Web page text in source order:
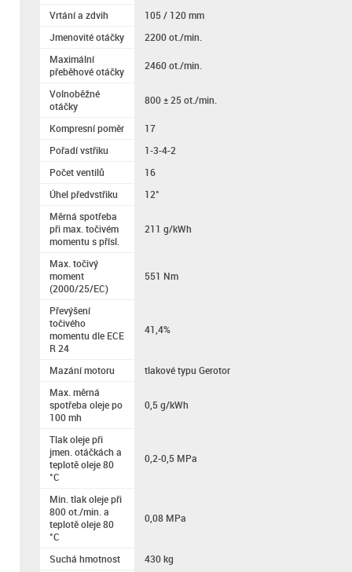
Vrtání a zdvih
105 / 120 mm
Jmenovité otáčky
2200 ot./min.
Maximální
přeběhové otáčky
2460 ot./min.
Volnoběžné
otáčky
800 ± 25 ot./min.
Kompresní poměr
17
Pořadí vstřiku
1-3-4-2
Počet ventilů
16
Úhel předvstřiku
12°
Měrná spotřeba
při max. točivém
momentu s přísl.
211 g/kWh
Max. točivý
moment
(2000/25/EC)
551 Nm
Převýšení
točivého
momentu dle ECE
R 24
41,4%
Mazání motoru
tlakové typu Gerotor
Max. měrná
spotřeba oleje po
100 mh
0,5 g/kWh
Tlak oleje při
jmen. otáčkách a
teplotě oleje 80
°C
0,2-0,5 MPa
Min. tlak oleje při
800 ot./min. a
teplotě oleje 80
°C
0,08 MPa
Suchá hmotnost
430 kg